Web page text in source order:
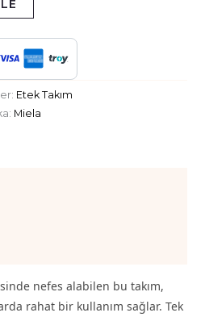
Etek Takım
Miela
nefes alabilen bu takım,
rahat bir kullanım sağlar. Tek